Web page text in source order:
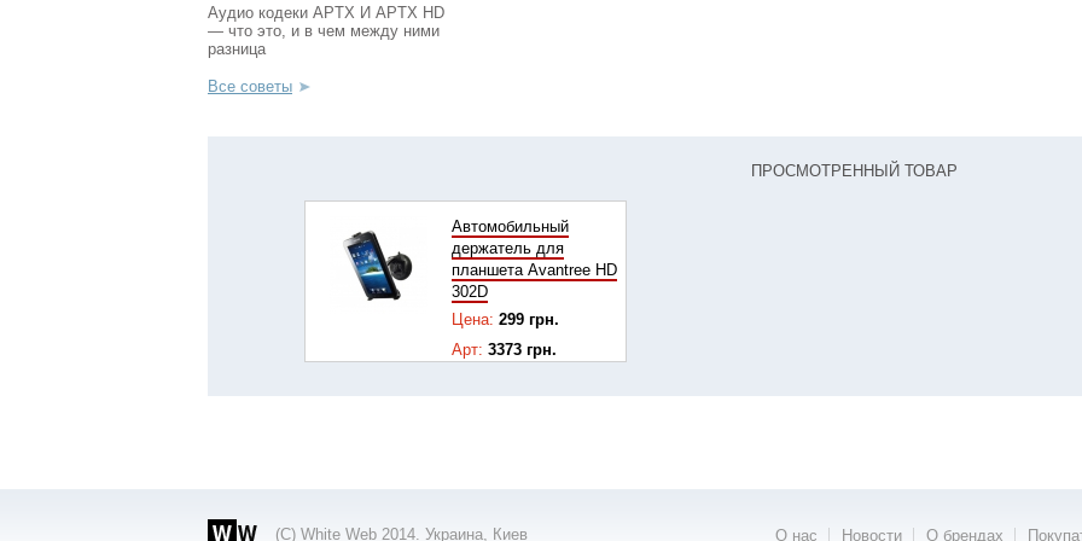
Аудио кодеки APTX И APTX HD
— что это, и в чем между ними
разница
Все советы
ПРОСМОТРЕННЫЙ ТОВАР
Автомобильный
держатель для
планшета Avantree HD
302D
Цена: 299 грн.
Арт: 3373 грн.
(С) White Web 2014. Украина, Киев О нас Новости О брендах